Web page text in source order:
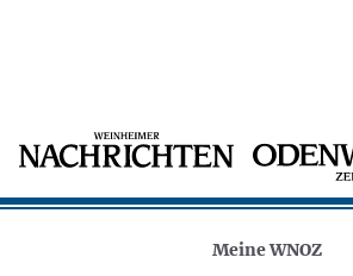
Meine WNOZ